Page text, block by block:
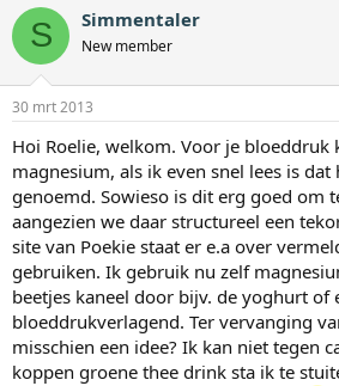
S Simmentaler
New member
30 mrt 2013
Hoi Roelie, welkom. Voor je bloeddruk
magnesium, als ik even snel lees is
genoemd. Sowieso is dit erg goed om
aangezien we daar structureel een
site van Poekie staat er e.a over
gebruiken. Ik gebruik nu zelf
beetjes kaneel door bijv. de yoghurt of
bloeddrukverlagend. Ter vervanging
misschien een idee? Ik kan niet tegen
koppen groene thee drink sta ik te